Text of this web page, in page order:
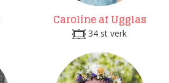
Caroline af Ugglas
34 st verk